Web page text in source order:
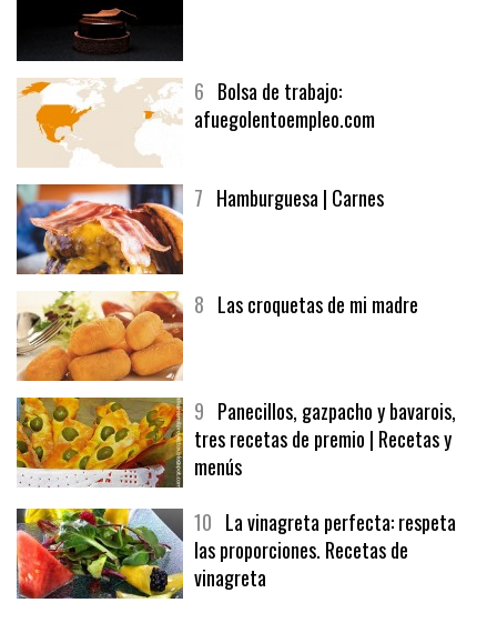
6 Bolsa de trabajo:
afuegolentoempleo.com
7 Hamburguesa | Carnes
8 Las croquetas de mi madre
9 Panecillos, gazpacho y bavarois,
tres recetas de premio | Recetas y
menús
10 La vinagreta perfecta: respeta
las proporciones. Recetas de
vinagreta